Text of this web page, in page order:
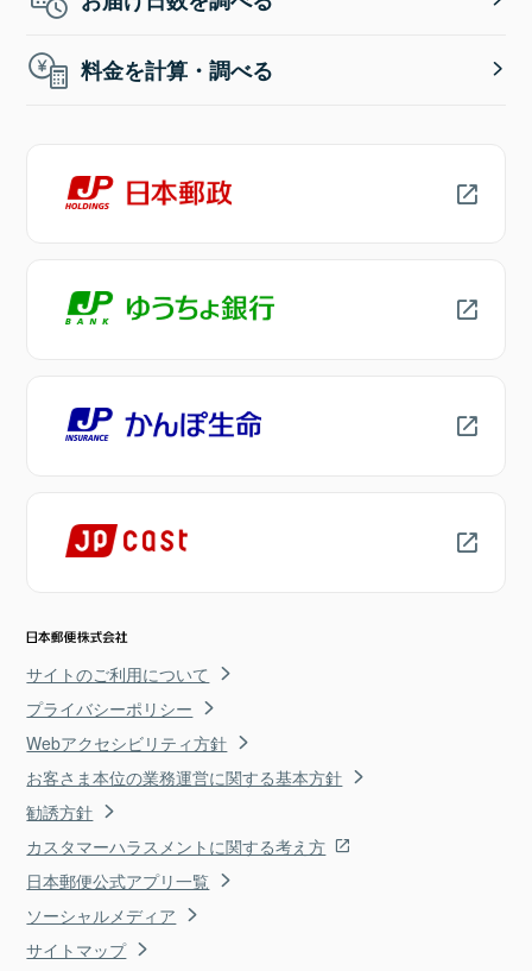
料金を計算・調べる
サイトのご利用について
プライバシーポリシー
Webアクセシビリティ方針
お客さま本位の業務運営に関する基本方針
勧誘方針
カスタマーハラスメントに関する考え方
日本郵便公式アプリ一覧
ソーシャルメディア
サイトマップ